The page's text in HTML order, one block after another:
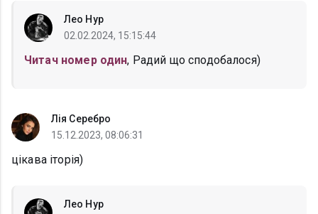
Лео Нур
02.02.2024, 15:15:44
Читач номер один, Радий що сподобалося)
Лія Серебро
15.12.2023, 08:06:31
цікава іторія)
Лео Нур